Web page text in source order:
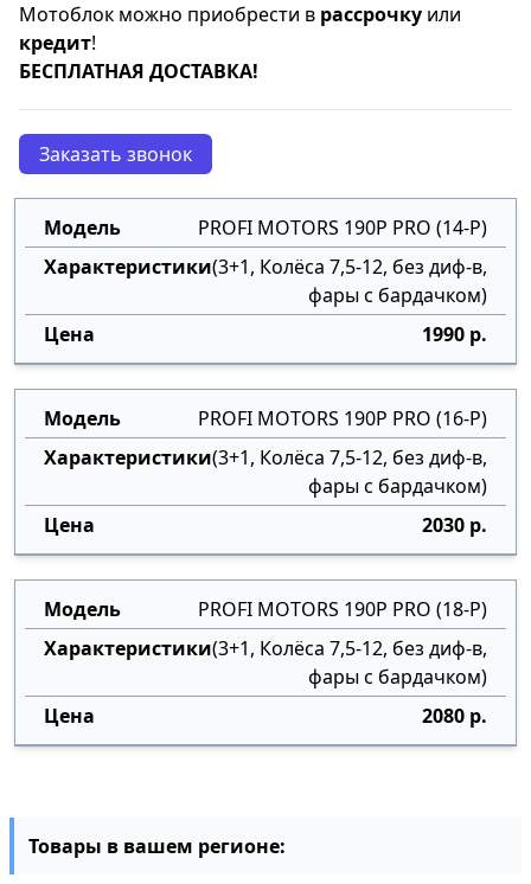
Мотоблок можно приобрести в рассрочку или
кредит!
БЕСПЛАТНАЯ ДОСТАВКА!
Заказать звонок
PROFI MOTORS 190P PRO (14-P)
(3+1, Колёса 7,5-12, без диф-в,
фары с бардачком)
1990 р.
PROFI MOTORS 190P PRO (16-P)
(3+1, Колёса 7,5-12, без диф-в,
фары с бардачком)
2030 р.
PROFI MOTORS 190P PRO (18-P)
(3+1, Колёса 7,5-12, без диф-в,
фары с бардачком)
2080 р.
Товары в вашем регионе: